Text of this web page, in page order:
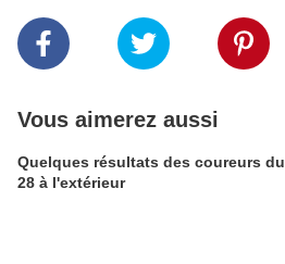
Vous aimerez aussi
Quelques résultats des coureurs du
28 à l'extérieur